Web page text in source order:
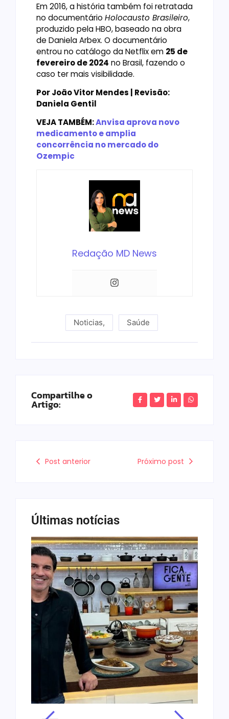
Em 2016, a história também foi retratada
no documentário Holocausto Brasileiro,
produzido pela HBO, baseado na obra
de Daniela Arbex. O documentário
entrou no catálogo da Netflix em 25 de
fevereiro de 2024 no Brasil, fazendo o
caso ter mais visibilidade.
Por João Vitor Mendes | Revisão:
Daniela Gentil
VEJA TAMBÉM:Anvisa aprova novo
medicamento e amplia
concorrência no mercado do
Ozempic
Redação MD News
Noticias, Saúde
Compartilhe o
Artigo:
Post anterior Próximo post
Últimas notícias